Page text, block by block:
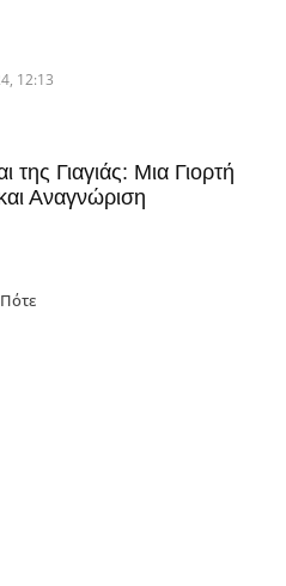
12:13
Γιαγιάς: Μια Γιορτή
Αναγνώριση
Πότε